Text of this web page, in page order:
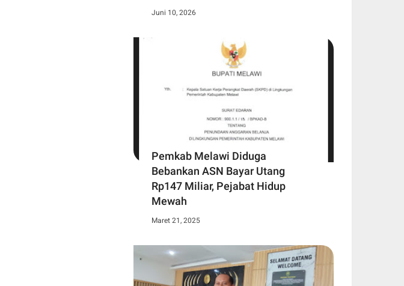
Juni 10, 2026
Pemkab Melawi Diduga
Bebankan ASN Bayar Utang
Rp147 Miliar, Pejabat Hidup
Mewah
Maret 21, 2025